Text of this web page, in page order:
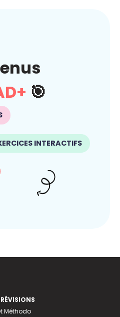
🎯
INTERACTIFS
Méthodo